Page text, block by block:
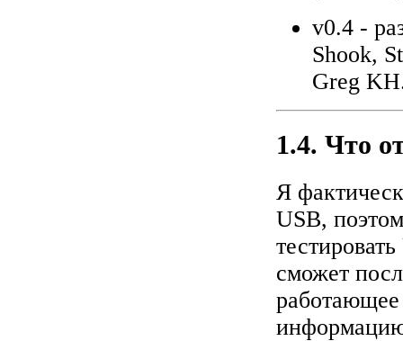
v0.4 -
Shook,
Greg
1.4. Что
Я
USB,
сможет
работающее